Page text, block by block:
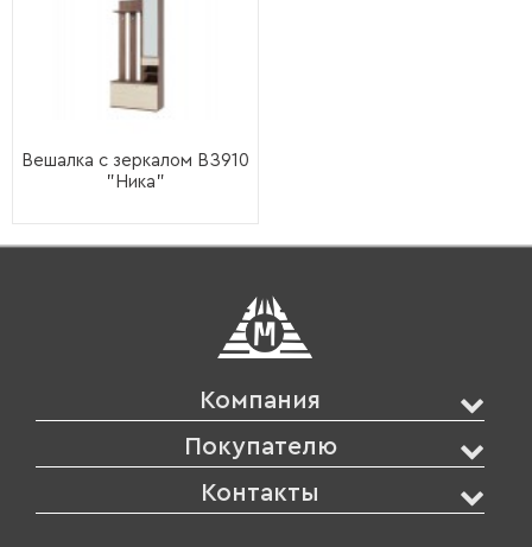
Вешалка с зеркалом ВЗ910
"Ника"
Компания
Покупателю
Контакты